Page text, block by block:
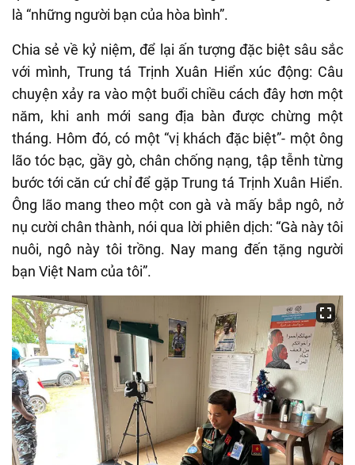
là “những người bạn của hòa bình”.
Chia sẻ về kỷ niệm, để lại ấn tượng đặc biệt sâu sắc
với mình, Trung tá Trịnh Xuân Hiển xúc động: Câu
chuyện xảy ra vào một buổi chiều cách đây hơn một
năm, khi anh mới sang địa bàn được chừng một
tháng. Hôm đó, có một “vị khách đặc biệt”- một ông
lão tóc bạc, gầy gò, chân chống nạng, tập tễnh từng
bước tới căn cứ chỉ để gặp Trung tá Trịnh Xuân Hiển.
Ông lão mang theo một con gà và mấy bắp ngô, nở
nụ cười chân thành, nói qua lời phiên dịch: “Gà này tôi
nuôi, ngô này tôi trồng. Nay mang đến tặng người
bạn Việt Nam của tôi”.